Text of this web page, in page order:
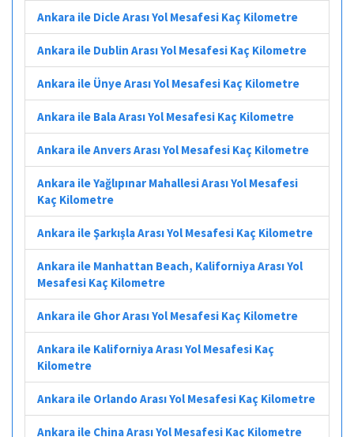
Ankara ile Dicle Arası Yol Mesafesi Kaç Kilometre
Ankara ile Dublin Arası Yol Mesafesi Kaç Kilometre
Ankara ile Ünye Arası Yol Mesafesi Kaç Kilometre
Ankara ile Bala Arası Yol Mesafesi Kaç Kilometre
Ankara ile Anvers Arası Yol Mesafesi Kaç Kilometre
Ankara ile Yağlıpınar Mahallesi Arası Yol Mesafesi
Kaç Kilometre
Ankara ile Şarkışla Arası Yol Mesafesi Kaç Kilometre
Ankara ile Manhattan Beach, Kaliforniya Arası Yol
Mesafesi Kaç Kilometre
Ankara ile Ghor Arası Yol Mesafesi Kaç Kilometre
Ankara ile Kaliforniya Arası Yol Mesafesi Kaç
Kilometre
Ankara ile Orlando Arası Yol Mesafesi Kaç Kilometre
Ankara ile China Arası Yol Mesafesi Kaç Kilometre